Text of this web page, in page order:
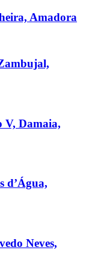
Amadora
V, Damaia,
d’Água,
Neves,